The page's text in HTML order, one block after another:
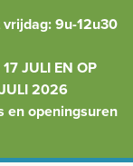
9u-12u30
JULI EN OP
2026
en openingsuren